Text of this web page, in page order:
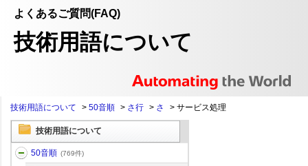
よくあるご質問(FAQ)
技術用語について
技術用語について > 50音順 > さ行 > さ > サービス処理
技術用語について
50音順 (769件)